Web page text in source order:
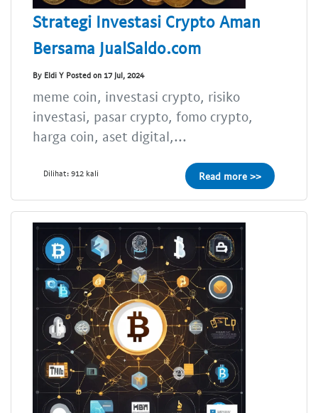
Strategi Investasi Crypto Aman
Bersama JualSaldo.com
By Eldi Y Posted on 17 Jul, 2024
meme coin, investasi crypto, risiko
investasi, pasar crypto, fomo crypto,
harga coin, aset digital,...
Dilihat: 912 kali Read more >>